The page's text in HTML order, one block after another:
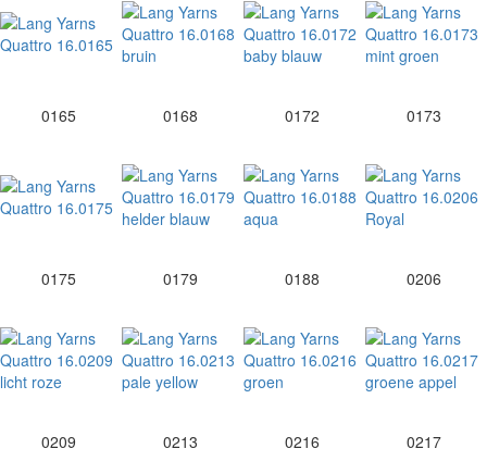
0165 0168 0172 0173
0175 0179 0188 0206
0209 0213 0216 0217